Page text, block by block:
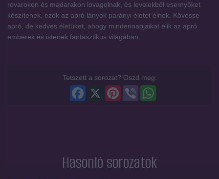
rovarokon és madarakon lovagolnak, és levelekből esernyőket
készítenek, ezek az apró lányok parányi életet élnek. Kövesse
apró, de kedves életüket, ahogy mindennapjaikat élik az apró
emberek és istenek fantasztikus világában.
Tetszett a sorozat? Oszd meg:
Viber
Pinterest
Facebook
Hasonló sorozatok